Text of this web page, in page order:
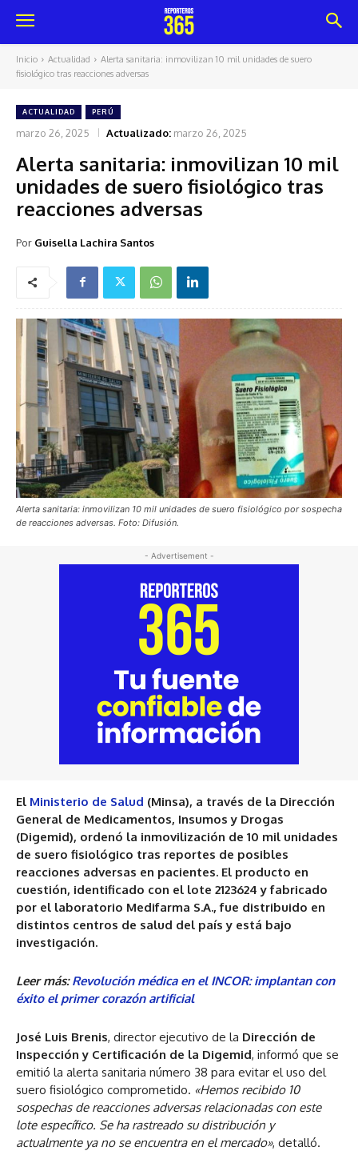
Inicio Actualidad
Alerta sanitaria: inmovilizan 10 mil unidades de suero
fisiológico tras reacciones adversas
ACTUALIDAD PERÚ
marzo 26, 2025 Actualizado: marzo 26, 2025
Alerta sanitaria: inmovilizan 10 mil
unidades de suero fisiológico tras
reacciones adversas
Por Guisella Lachira Santos
Alerta sanitaria: inmovilizan 10 mil unidades de suero fisiológico por sospecha
de reacciones adversas. Foto: Difusión.
- Advertisement -
El Ministerio de Salud (Minsa), a través de la Dirección
General de Medicamentos, Insumos y Drogas
(Digemid), ordenó la inmovilización de 10 mil unidades
de suero fisiológico tras reportes de posibles
reacciones adversas en pacientes. El producto en
cuestión, identificado con el lote 2123624 y fabricado
por el laboratorio Medifarma S.A., fue distribuido en
distintos centros de salud del país y está bajo
investigación.
Leer más:Revolución médica en el INCOR: implantan con
éxito el primer corazón artificial
José Luis Brenis, director ejecutivo de la Dirección de
Inspección y Certificación de la Digemid, informó que se
emitió la alerta sanitaria número 38 para evitar el uso del
suero fisiológico comprometido. «Hemos recibido 10
sospechas de reacciones adversas relacionadas con este
lote específico. Se ha rastreado su distribución y
actualmente ya no se encuentra en el mercado», detalló.